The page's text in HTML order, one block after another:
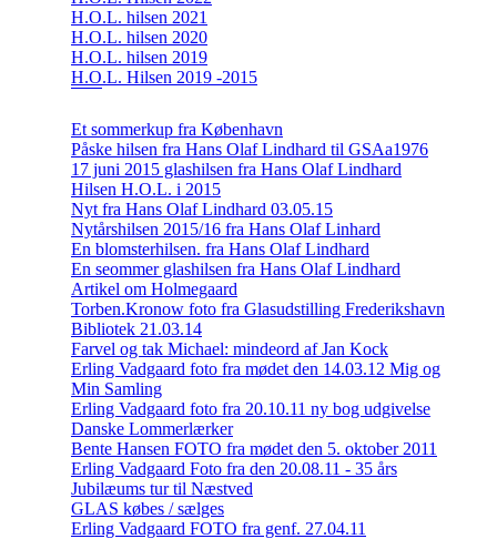
H.O.L. hilsen 2021
H.O.L. hilsen 2020
H.O.L. hilsen 2019
H.O.L. Hilsen 2019 -2015
Et sommerkup fra København
Påske hilsen fra Hans Olaf Lindhard til GSAa1976
17 juni 2015 glashilsen fra Hans Olaf Lindhard
Hilsen H.O.L. i 2015
Nyt fra Hans Olaf Lindhard 03.05.15
Nytårshilsen 2015/16 fra Hans Olaf Linhard
En blomsterhilsen. fra Hans Olaf Lindhard
En seommer glashilsen fra Hans Olaf Lindhard
Artikel om Holmegaard
Torben.Kronow foto fra Glasudstilling Frederikshavn
Bibliotek 21.03.14
Farvel og tak Michael: mindeord af Jan Kock
Erling Vadgaard foto fra mødet den 14.03.12 Mig og
Min Samling
Erling Vadgaard foto fra 20.10.11 ny bog udgivelse
Danske Lommerlærker
Bente Hansen FOTO fra mødet den 5. oktober 2011
Erling Vadgaard Foto fra den 20.08.11 - 35 års
Jubilæums tur til Næstved
GLAS købes / sælges
Erling Vadgaard FOTO fra genf. 27.04.11